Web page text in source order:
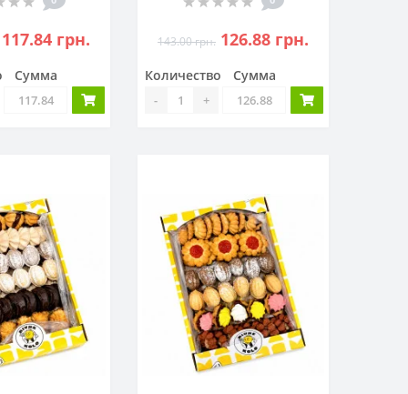
117.84 грн.
Сумма
143.00 грн. 126.88 грн.
Количество
- +
Сумма